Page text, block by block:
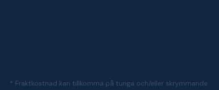
* Fraktkostnad kan tillkomma på tunga och/eller skrymmande